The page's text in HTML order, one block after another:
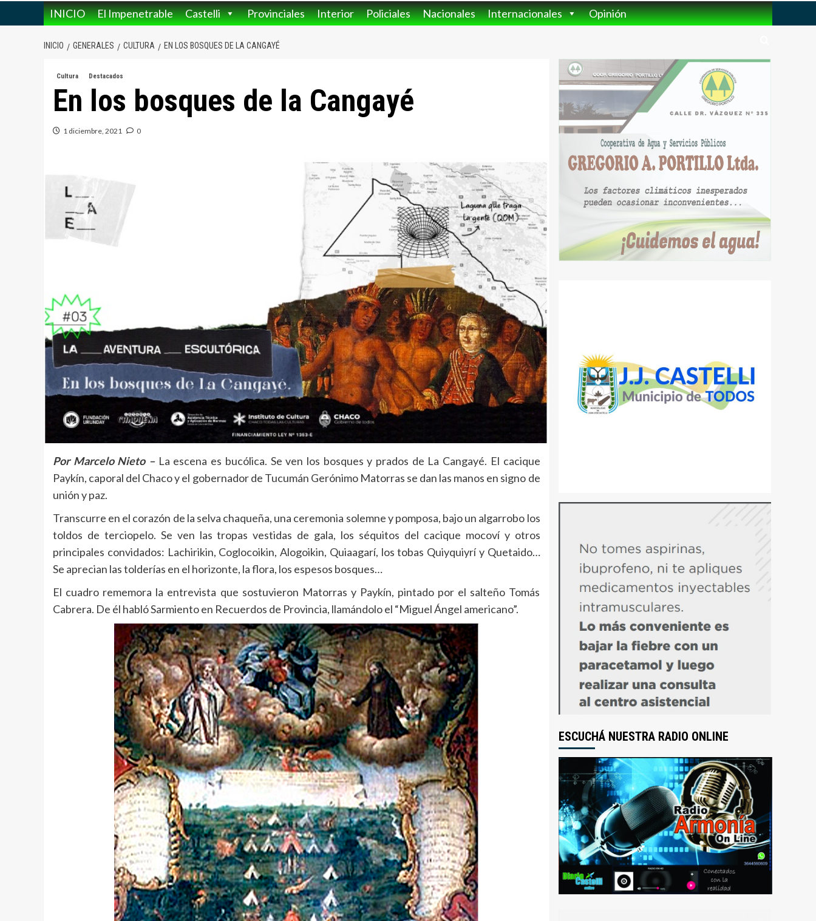
INICIO El Impenetrable Castelli Provinciales Interior Policiales Nacionales Internacionales Opinión
INICIO GENERALES CULTURA EN LOS BOSQUES DE LA CANGAYÉ
Cultura Destacados
En los bosques de la Cangayé
1 diciembre, 2021 0
Por Marcelo Nieto – La escena es bucólica. Se ven los bosques y prados de La Cangayé. El cacique
Paykín, caporal del Chaco y el gobernador de Tucumán Gerónimo Matorras se dan las manos en signo de
unión y paz.
Transcurre en el corazón de la selva chaqueña, una ceremonia solemne y pomposa, bajo un algarrobo los
toldos de terciopelo. Se ven las tropas vestidas de gala, los séquitos del cacique mocoví y otros
principales convidados: Lachirikin, Coglocoikin, Alogoikin, Quiaagarí, los tobas Quiyquiyrí y Quetaido…
Se aprecian las tolderías en el horizonte, la flora, los espesos bosques…
El cuadro rememora la entrevista que sostuvieron Matorras y Paykín, pintado por el salteño Tomás
Cabrera. De él habló Sarmiento en Recuerdos de Provincia, llamándolo el “Miguel Ángel americano”.
ESCUCHÁ NUESTRA RADIO ONLINE